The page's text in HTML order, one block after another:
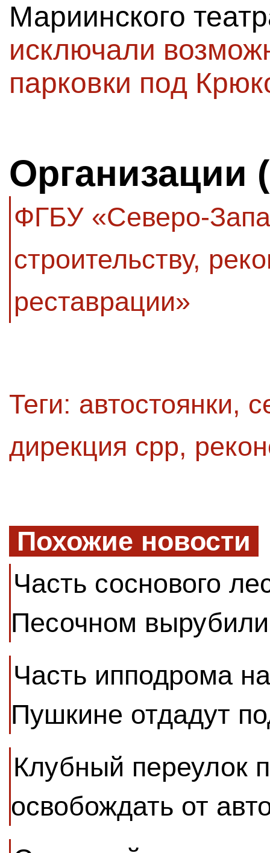
Мариинского
исключали
парковки под
Организации
ФГБУ «Северо-
строительству,
реставрации»
Теги: автостоянки,
дирекция срр,
Похожие новости
Часть соснового
Песочном
Часть ипподрома
Пушкине отдадут
Клубный переулок
освобождать от